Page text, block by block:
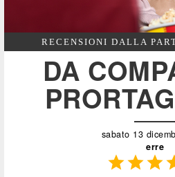
RECENSIONI DALLA
DA
sabato 13
erre
